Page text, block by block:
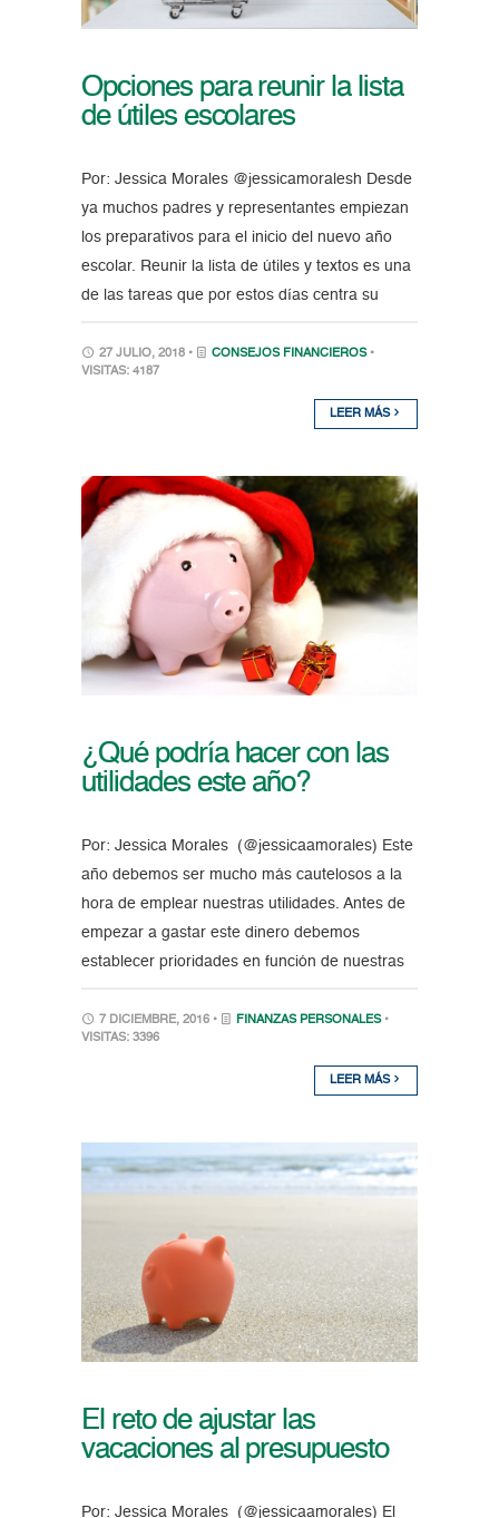
Opciones para reunir la lista
de útiles escolares
Por: Jessica Morales @jessicamoralesh Desde
ya muchos padres y representantes empiezan
los preparativos para el inicio del nuevo año
escolar. Reunir la lista de útiles y textos es una
de las tareas que por estos días centra su
27 JULIO, 2018 • CONSEJOS FINANCIEROS •
VISITAS: 4187
LEER MÁS
¿Qué podría hacer con las
utilidades este año?
Por: Jessica Morales (@jessicaamorales) Este
año debemos ser mucho más cautelosos a la
hora de emplear nuestras utilidades. Antes de
empezar a gastar este dinero debemos
establecer prioridades en función de nuestras
7 DICIEMBRE, 2016 • FINANZAS PERSONALES •
VISITAS: 3396
LEER MÁS
El reto de ajustar las
vacaciones al presupuesto
Por: Jessica Morales (@jessicaamorales) El